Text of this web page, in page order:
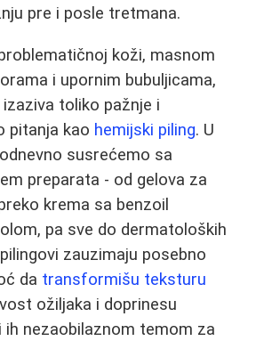
pre i posle tretmana.
koži, masnom
i upornim bubuljicama,
toliko pažnje i
pitanja kao hemijski piling. U
susrećemo sa
preparata - od gelova za
krema sa benzoil
pa sve do dermatoloških
zauzimaju posebno
da transformišu teksturu
ožiljaka i doprinesu
ih nezaobilaznom temom za